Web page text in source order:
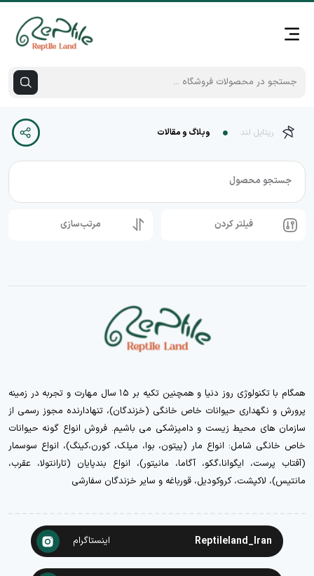
رپتایل لند وبلاگ و مقالات
جستجو محصول
فیلتر کردن مرتب‌سازی
همگام با تکنولوژی روز دنیا و همچنین تکیه بر ۱۵ سال مهارت و تجربه در زمینه
پرورش و نگهداری حیوانات خاص خانگی (خزندگان)، تنهادارنده مجوز رسمی از
سازمان های محیط زیست و دامپزشکی می باشیم. فروش انواع گونه حیوانات
خاص خانگی شامل: انواع مار (پیتون، بوا، میلک، کورن،کینگ)، انواع سوسمار
(آفتاب پرست، ایگوانا،گکو، آگاما، مانیتور)، انواع بندپایان (تارانتولا، عقرب،
مانتیس)، لاکپشت، کروکودیل، قورباغه و سایر خزندگان سفارشی
Reptileland_Iran اینستاگرام